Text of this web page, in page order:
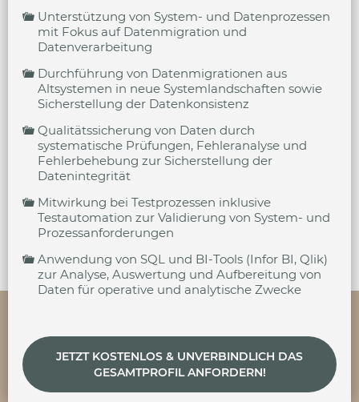
Unterstützung von System- und Datenprozessen
mit Fokus auf Datenmigration und
Datenverarbeitung
Durchführung von Datenmigrationen aus
Altsystemen in neue Systemlandschaften sowie
Sicherstellung der Datenkonsistenz
Qualitätssicherung von Daten durch
systematische Prüfungen, Fehleranalyse und
Fehlerbehebung zur Sicherstellung der
Datenintegrität
Mitwirkung bei Testprozessen inklusive
Testautomation zur Validierung von System- und
Prozessanforderungen
Anwendung von SQL und BI-Tools (Infor BI, Qlik)
zur Analyse, Auswertung und Aufbereitung von
Daten für operative und analytische Zwecke
JETZT KOSTENLOS & UNVERBINDLICH DAS
GESAMTPROFIL ANFORDERN!